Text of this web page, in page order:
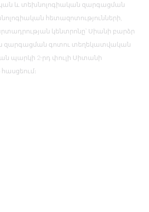
և տեխնոլոգիական զարգացման
հետազոտությունների,
կենտրոնը՝ Սիանի բարձր
զարգացման գոտու տեղեկատվական
պարկի 2-րդ փուլի Սիտանի